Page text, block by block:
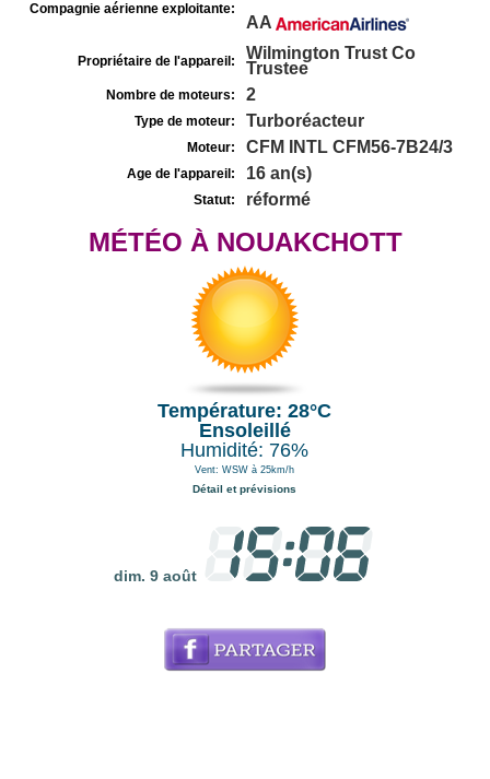
Compagnie aérienne exploitante:
AA
Propriétaire de l'appareil:
Wilmington Trust Co
Trustee
Nombre de moteurs: 2
Type de moteur: Turboréacteur
Moteur: CFM INTL CFM56-7B24/3
Age de l'appareil: 16 an(s)
Statut: réformé
MÉTÉO À NOUAKCHOTT
Température: 28°C
Ensoleillé
Humidité: 76%
Vent: WSW à 25km/h
Détail et prévisions
dim. 9 août